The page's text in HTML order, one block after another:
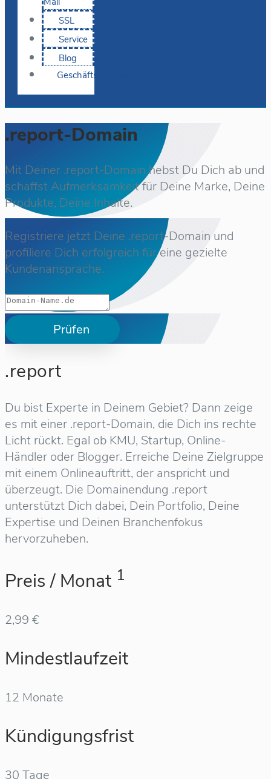
SSL
Service
Blog
Geschäftskunden
.report-Domain
Mit Deiner .report-Domain hebst Du Dich ab und
schaffst Aufmerksamkeit für Deine Marke, Deine
Produkte, Deine Inhalte.
Registriere jetzt Deine .report-Domain und
profiliere Dich erfolgreich für eine gezielte
Kundenansprache.
Prüfen
.report
Du bist Experte in Deinem Gebiet? Dann zeige
es mit einer .report-Domain, die Dich ins rechte
Licht rückt. Egal ob KMU, Startup, Online-
Händler oder Blogger. Erreiche Deine Zielgruppe
mit einem Onlineauftritt, der anspricht und
überzeugt. Die Domainendung .report
unterstützt Dich dabei, Dein Portfolio, Deine
Expertise und Deinen Branchenfokus
hervorzuheben.
Preis / Monat 1
2,99 €
Mindestlaufzeit
12 Monate
Kündigungsfrist
30 Tage